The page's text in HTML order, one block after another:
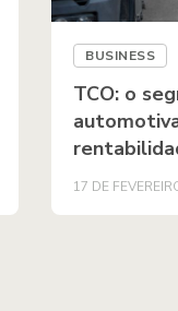
BUSINESS
TCO: o
17 DE